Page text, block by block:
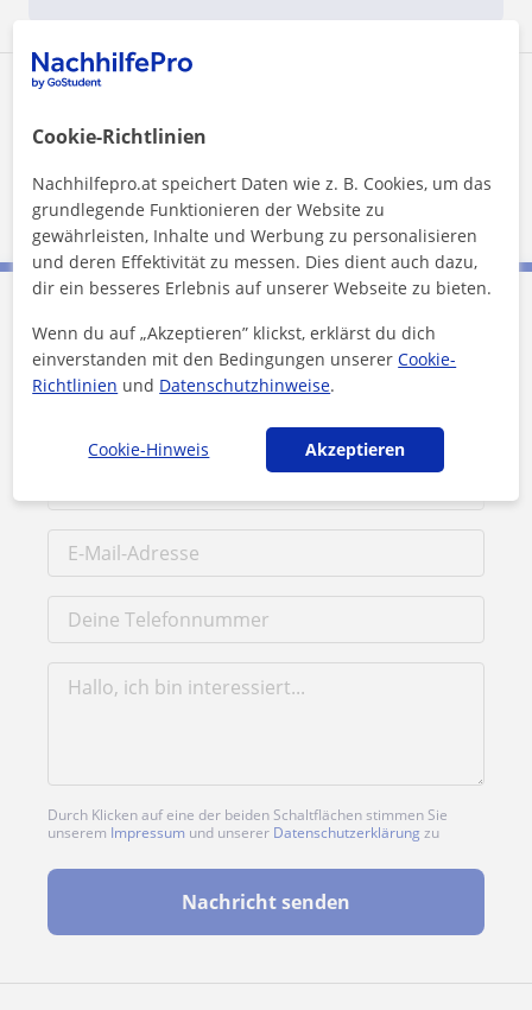
Wohnort von Raluca Andreea:
Graz
Raluca Andreea kontaktieren
Preis pro Stunde
Durch Klicken auf eine der beiden Schaltflächen stimmen Sie
unserem Impressum und unserer Datenschutzerklärung zu
Nachricht senden
Cookie-Richtlinien
Nachhilfepro.at speichert Daten wie z. B. Cookies, um das
grundlegende Funktionieren der Website zu
gewährleisten, Inhalte und Werbung zu personalisieren
und deren Effektivität zu messen. Dies dient auch dazu,
dir ein besseres Erlebnis auf unserer Webseite zu bieten.
Wenn du auf „Akzeptieren” klickst, erklärst du dich
einverstanden mit den Bedingungen unsererCookie-
Richtlinien und Datenschutzhinweise.
Cookie-Hinweis Akzeptieren